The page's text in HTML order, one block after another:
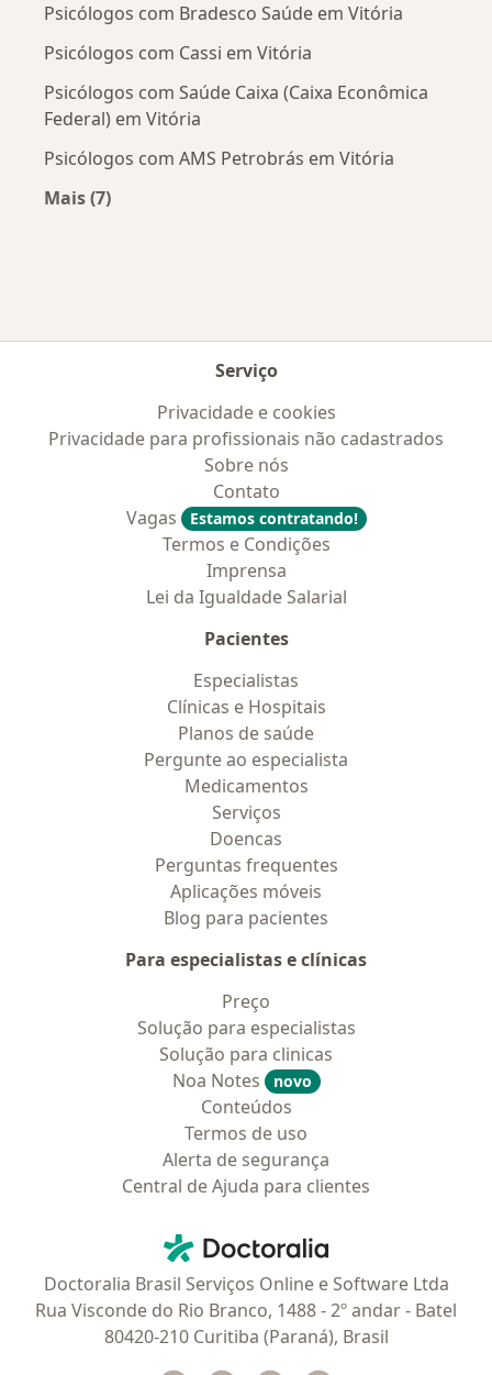
Psicólogos com Bradesco Saúde em Vitória
Psicólogos com Cassi em Vitória
Psicólogos com Saúde Caixa (Caixa Econômica
Federal) em Vitória
Psicólogos com AMS Petrobrás em Vitória
Mais (7)
Serviço
Privacidade e cookies
Privacidade para profissionais não cadastrados
Sobre nós
Contato
Vagas
Estamos contratando!
Termos e Condições
Imprensa
Lei da Igualdade Salarial
Pacientes
Especialistas
Clínicas e Hospitais
Planos de saúde
Pergunte ao especialista
Medicamentos
Serviços
Doencas
Perguntas frequentes
Aplicações móveis
Blog para pacientes
Para especialistas e clínicas
Preço
Solução para especialistas
Solução para clinicas
Noa Notes
novo
Conteúdos
Termos de uso
Alerta de segurança
Central de Ajuda para clientes
Doctoralia - Homepage
Doctoralia Brasil Serviços Online e Software Ltda
Rua Visconde do Rio Branco, 1488 - 2º andar - Batel
80420-210 Curitiba (Paraná), Brasil